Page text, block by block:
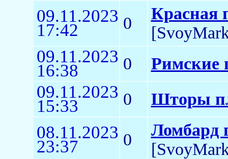
09.11.2023
17:42 0
Красная
09.11.2023
16:38 0 Римские
09.11.2023
15:33 0 Шторы
08.11.2023
23:37 0
Ломбард